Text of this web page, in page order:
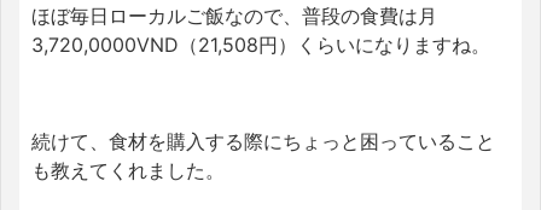
ほぼ毎日ローカルご飯なので、普段の食費は月
3,720,0000VND（21,508円）くらいになりますね。
続けて、食材を購入する際にちょっと困っていること
も教えてくれました。